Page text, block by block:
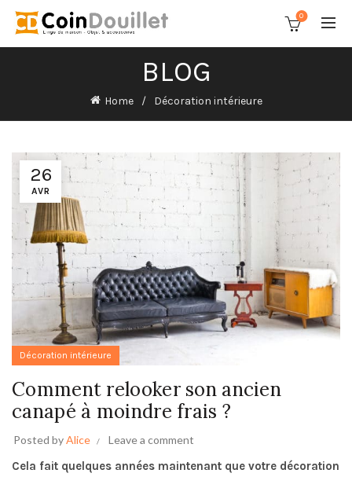
0
BLOG
Home Décoration intérieure
26
AVR
Décoration intérieure
Comment relooker son ancien
canapé à moindre frais ?
Posted byAlice Leave a comment
Cela fait quelques années maintenant que votre décoration